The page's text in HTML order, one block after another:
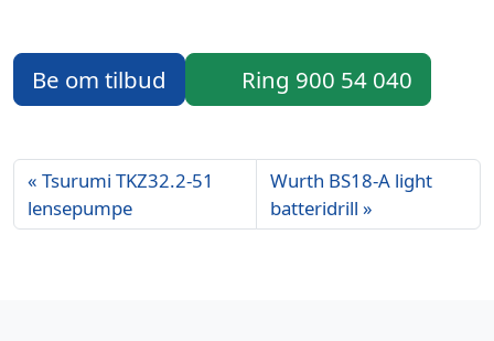
Be om tilbud Ring 900 54 040
Tsurumi TKZ32.2-51
lensepumpe
Wurth BS18-A light
batteridrill